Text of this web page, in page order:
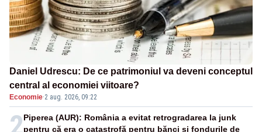
Daniel Udrescu: De ce patrimoniul va deveni conceptul
central al economiei viitoare?
Economie·2 aug. 2026, 09:22
2Piperea (AUR): România a evitat retrogradarea la junk
pentru că era o catastrofă pentru bănci și fondurile de